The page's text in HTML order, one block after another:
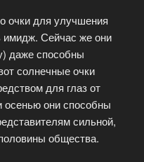
очки для улучшения
имидж. Сейчас же они
даже способны
солнечные очки
для глаз от
осенью они способны
сильной,
общества.